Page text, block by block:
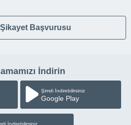
Şikayet Başvurusu
İndirin
Şimdi İndirebilirsiniz
Google Play
İndirebilirsiniz